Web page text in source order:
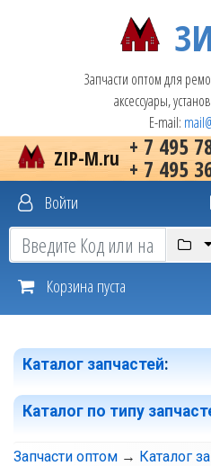
Запчасти оптом для
аксессуары,
E-mail:
+ 7 495
+ 7 495
ZIP-M.ru
Войти
Корзина пуста
Каталог запчастей:
Каталог по типу
Запчасти оптом → Каталог